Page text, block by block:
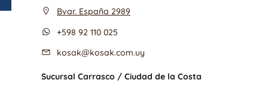
Bvar. España 2989
+598 92 110 025
kosak@kosak.com.uy
Sucursal Carrasco / Ciudad de la Costa